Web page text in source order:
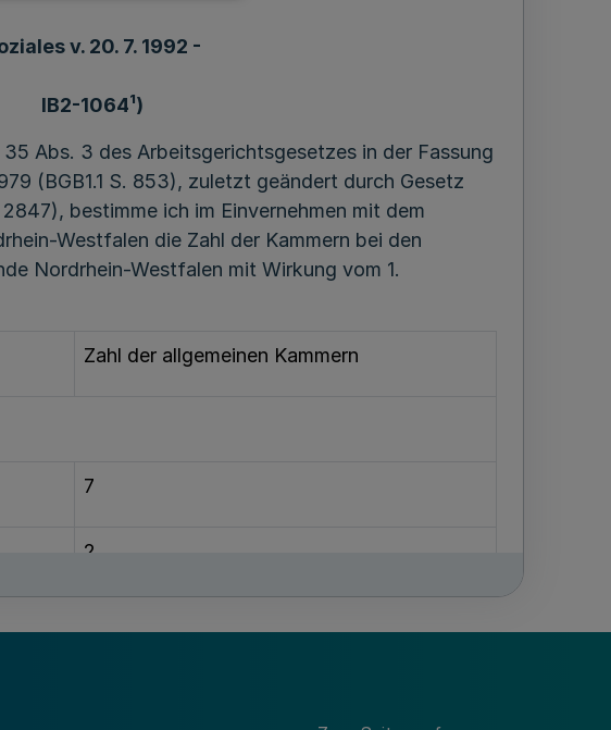
v. 20. 7. 1992 -
IB2-1064¹)
Abs. 3 des Arbeitsgerichtsgesetzes in der Fassung
(BGB1.1 S. 853), zuletzt geändert durch Gesetz
2847), bestimme ich im Einvernehmen mit dem
Westfalen die Zahl der Kammern bei den
Nordrhein-Westfalen mit Wirkung vom 1.
Zahl der allgemeinen Kammern
7
2